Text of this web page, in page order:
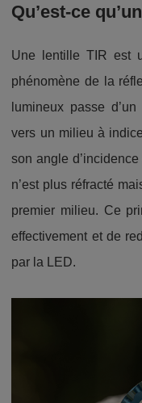
Qu’est-ce
Une lentille TIR est
phénomène de la
lumineux passe
vers un milieu à
son angle
n’est plus réfracté
premier milieu. Ce
effectivement et de
par la LED.